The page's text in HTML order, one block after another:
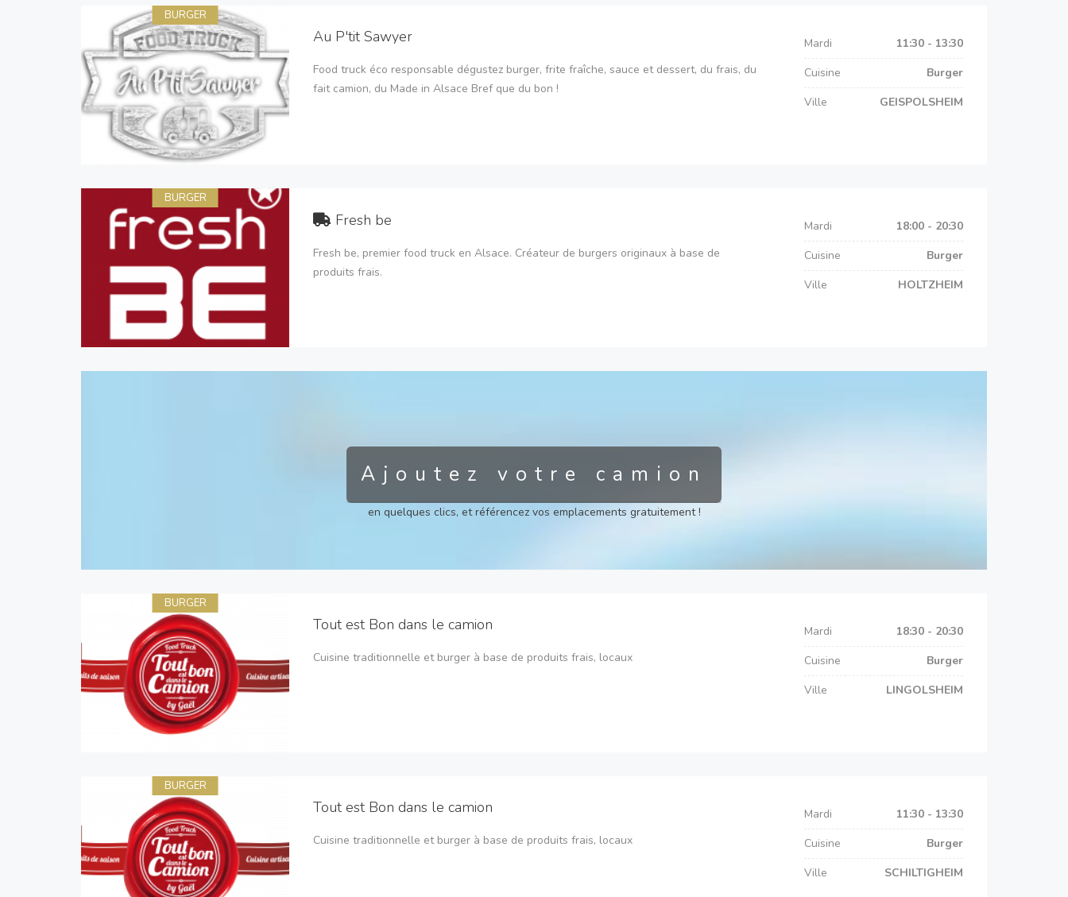
BURGER
Au P'tit Sawyer
Food truck éco responsable dégustez burger, frite fraîche, sauce et dessert, du frais, du
fait camion, du Made in Alsace Bref que du bon !
Mardi
11:30 - 13:30
Cuisine
Burger
Ville
GEISPOLSHEIM
BURGER
Fresh be
Fresh be, premier food truck en Alsace. Créateur de burgers originaux à base de
produits frais.
Mardi
18:00 - 20:30
Cuisine
Burger
Ville
HOLTZHEIM
Ajoutez votre camion
en quelques clics, et référencez vos emplacements gratuitement !
BURGER
Tout est Bon dans le camion
Cuisine traditionnelle et burger à base de produits frais, locaux
Mardi
18:30 - 20:30
Cuisine
Burger
Ville
LINGOLSHEIM
BURGER
Tout est Bon dans le camion
Cuisine traditionnelle et burger à base de produits frais, locaux
Mardi
11:30 - 13:30
Cuisine
Burger
Ville
SCHILTIGHEIM